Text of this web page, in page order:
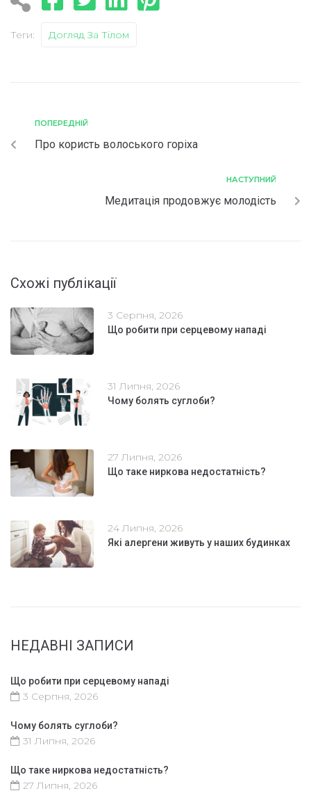
Теги: Догляд За Тілом
ПОПЕРЕДНІЙ
Про користь волоського горіха
НАСТУПНИЙ
Медитація продовжує молодість
Схожі публікації
3 Серпня, 2026
Що робити при серцевому нападі
31 Липня, 2026
Чому болять суглоби?
27 Липня, 2026
Що таке ниркова недостатність?
24 Липня, 2026
Які алергени живуть у наших будинках
НЕДАВНІ ЗАПИСИ
Що робити при серцевому нападі
3 Серпня, 2026
Чому болять суглоби?
31 Липня, 2026
Що таке ниркова недостатність?
27 Липня, 2026